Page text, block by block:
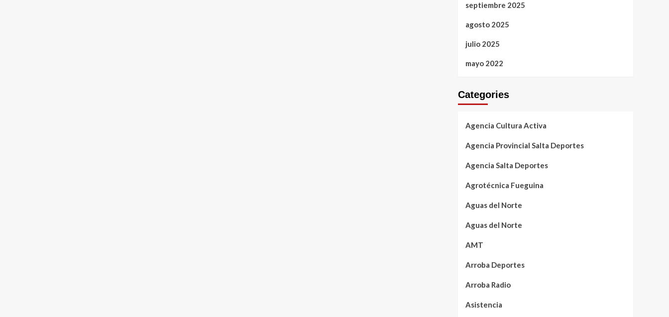
septiembre 2025
agosto 2025
julio 2025
mayo 2022
Categories
Agencia Cultura Activa
Agencia Provincial Salta Deportes
Agencia Salta Deportes
Agrotécnica Fueguina
Aguas del Norte
Aguas del Norte
AMT
Arroba Deportes
Arroba Radio
Asistencia